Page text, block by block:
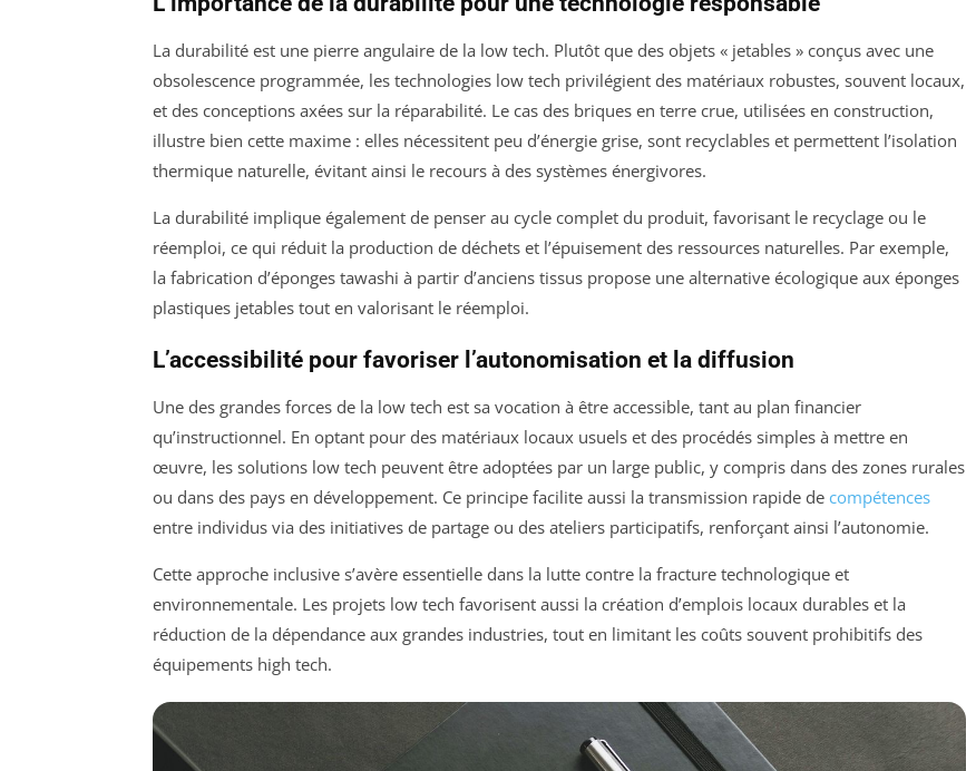
La durabilité est une pierre angulaire de la low tech. Plutôt que des objets « jetables » conçus avec une
obsolescence programmée, les technologies low tech privilégient des matériaux robustes, souvent locaux,
et des conceptions axées sur la réparabilité. Le cas des briques en terre crue, utilisées en construction,
illustre bien cette maxime : elles nécessitent peu d’énergie grise, sont recyclables et permettent l’isolation
thermique naturelle, évitant ainsi le recours à des systèmes énergivores.
La durabilité implique également de penser au cycle complet du produit, favorisant le recyclage ou le
réemploi, ce qui réduit la production de déchets et l’épuisement des ressources naturelles. Par exemple,
la fabrication d’éponges tawashi à partir d’anciens tissus propose une alternative écologique aux éponges
plastiques jetables tout en valorisant le réemploi.
L’accessibilité pour favoriser l’autonomisation et la diffusion
Une des grandes forces de la low tech est sa vocation à être accessible, tant au plan financier
qu’instructionnel. En optant pour des matériaux locaux usuels et des procédés simples à mettre en
œuvre, les solutions low tech peuvent être adoptées par un large public, y compris dans des zones rurales
ou dans des pays en développement. Ce principe facilite aussi la transmission rapide de compétences
entre individus via des initiatives de partage ou des ateliers participatifs, renforçant ainsi l’autonomie.
Cette approche inclusive s’avère essentielle dans la lutte contre la fracture technologique et
environnementale. Les projets low tech favorisent aussi la création d’emplois locaux durables et la
réduction de la dépendance aux grandes industries, tout en limitant les coûts souvent prohibitifs des
équipements high tech.